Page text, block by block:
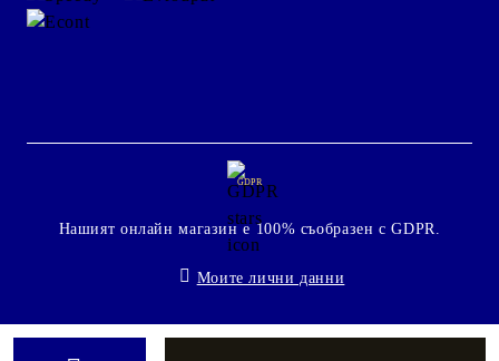
GDPR
Нашият онлайн магазин е 100% съобразен с GDPR.
Моите лични данни